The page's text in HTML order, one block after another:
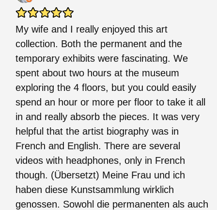
My wife and I really enjoyed this art
collection. Both the permanent and the
temporary exhibits were fascinating. We
spent about two hours at the museum
exploring the 4 floors, but you could easily
spend an hour or more per floor to take it all
in and really absorb the pieces. It was very
helpful that the artist biography was in
French and English. There are several
videos with headphones, only in French
though. (Übersetzt) Meine Frau und ich
haben diese Kunstsammlung wirklich
genossen. Sowohl die permanenten als auch